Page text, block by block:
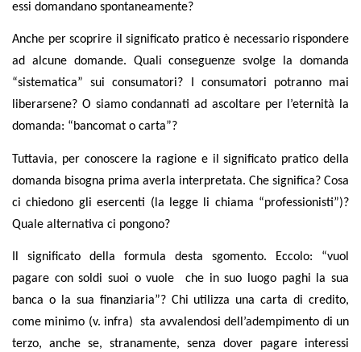
essi domandano spontaneamente?
Anche per scoprire il significato pratico è necessario rispondere
ad alcune domande. Quali conseguenze svolge la domanda
“sistematica” sui consumatori? I consumatori potranno mai
liberarsene? O siamo condannati ad ascoltare per l’eternità la
domanda: “bancomat o carta”?
Tuttavia, per conoscere la ragione e il significato pratico della
domanda bisogna prima averla interpretata. Che significa? Cosa
ci chiedono gli esercenti (la legge li chiama “professionisti”)?
Quale alternativa ci pongono?
Il significato della formula desta sgomento. Eccolo: “vuol
pagare con soldi suoi o vuole
che in suo luogo paghi la sua
banca o la sua finanziaria”? Chi utilizza una carta di credito,
come minimo (v. infra)
sta avvalendosi dell’adempimento di un
terzo, anche se, stranamente, senza dover pagare interessi